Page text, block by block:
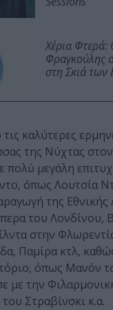
Χέρια
Φραγκούλης
στη Σκιά
καλύτερες
της Νύχτας
πολύ μεγάλη
όπως Λουτσία
της Εθνικής
του Λονδίνου,
στην
Παμίρα κτλ,
όπως Μανόν
με την
Στραβίνσκι κ.α.